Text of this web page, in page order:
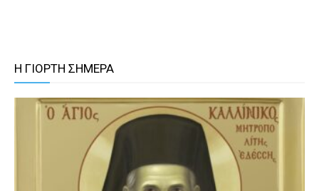
Η ΓΙΟΡΤΗ ΣΗΜΕΡΑ